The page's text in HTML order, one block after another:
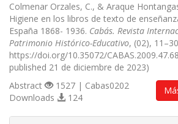
Colmenar Orzales, C., & Araque
Higiene en los libros de texto de
España 1868- 1936. Cabás. Revista
Patrimonio Histórico-Educativo, (02),
https://doi.org/10.35072/
published 21 de diciembre de 2023)
Abstract
1527 | Cabas0202
Downloads
124